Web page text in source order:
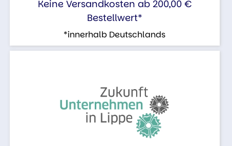
Keine Versandkosten ab 200,00 €
Bestellwert*
*innerhalb Deutschlands